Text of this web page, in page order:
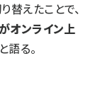
替えたことで、
オンライン上
と語る。